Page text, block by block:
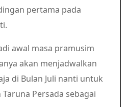
pertama pada
awal masa pramusim
akan menjadwalkan
di Bulan Juli nanti untuk
Persada sebagai